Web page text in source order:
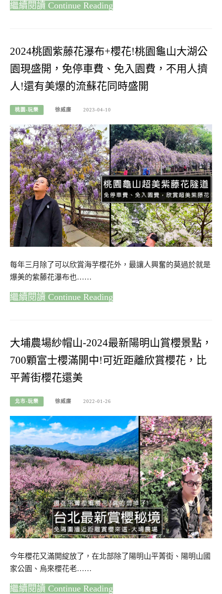
Continue Reading
2024桃園紫藤花瀑布+櫻花!桃園龜山大湖公
園現盛開，免停車費、免入園費，不用人擠
人!還有美爆的流蘇花同時盛開
桃園-玩樂 徐威廉 2023-04-10
每年三月除了可以欣賞海芋櫻花外，最讓人興奮的莫過於就是
爆美的紫藤花瀑布也……
Continue Reading
大埔農場紗帽山-2024最新陽明山賞櫻景點，
700顆富士櫻滿開中!可近距離欣賞櫻花，比
平菁街櫻花還美
北市-玩樂 徐威廉 2022-01-26
今年櫻花又滿開綻放了，在北部除了陽明山平菁街、陽明山國
家公園、烏來櫻花老……
Continue Reading